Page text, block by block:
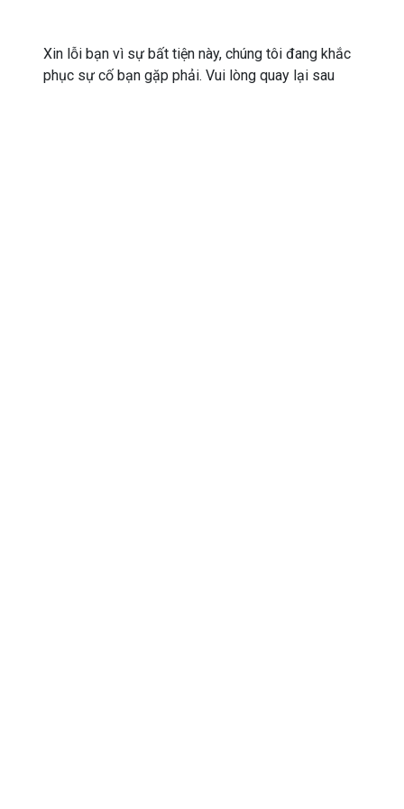
Xin lỗi bạn vì sự bất tiện này, chúng tôi đang khắc
phục sự cố bạn gặp phải. Vui lòng quay lại sau